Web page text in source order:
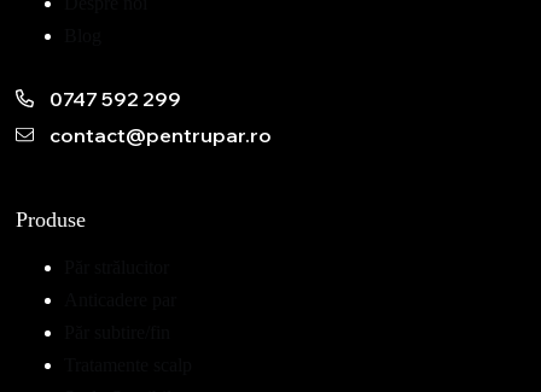
0747 592 299
contact@pentrupar.ro
Produse